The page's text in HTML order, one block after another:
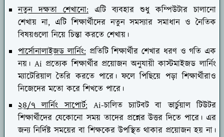
নতুন দক্ষতা শেখানো: এটি ব্যবহার শুধু কম্পিউটার চালানো
শেখায় না, এটি শিক্ষার্থীদের নতুন সমস্যার সমাধান ও নৈতিক
বিষয়গুলো নিয়ে চিন্তা করতে শেখায়।
পার্সোনালাইজড লার্নিং: প্রতিটি শিক্ষার্থীর শেখার ধরণ ও গতি এক
নয়। Ai প্রত্যেক শিক্ষার্থীর প্রয়োজন অনুযায়ী কাস্টমাইজড লার্নিং
ম্যাটেরিয়াল তৈরি করতে পারে। ফলে পিছিয়ে পড়া শিক্ষার্থীরাও
নিজেদের মতো করে শিখতে পারে।
২৪/৭ লার্নিং সাপোর্ট: Ai-চালিত চ্যাটবট বা ভার্চুয়াল টিউটর
শিক্ষার্থীদের যেকোনো সময় তাদের প্রশ্নের উত্তর দিতে পারে। এর
জন্য নির্দিষ্ট সময়ের বা শিক্ষকের উপস্থিত থাকার প্রয়োজন হয় না।